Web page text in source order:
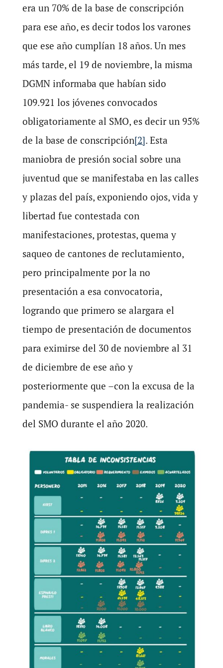
era un 70% de la base de conscripción
para ese año, es decir todos los varones
que ese año cumplían 18 años. Un mes
más tarde, el 19 de noviembre, la misma
DGMN informaba que habían sido
109.921 los jóvenes convocados
obligatoriamente al SMO, es decir un 95%
de la base de conscripción[2]. Esta
maniobra de presión social sobre una
juventud que se manifestaba en las calles
y plazas del país, exponiendo ojos, vida y
libertad fue contestada con
manifestaciones, protestas, quema y
saqueo de cantones de reclutamiento,
pero principalmente por la no
presentación a esa convocatoria,
logrando que primero se alargara el
tiempo de presentación de documentos
para eximirse del 30 de noviembre al 31
de diciembre de ese año y
posteriormente que –con la excusa de la
pandemia- se suspendiera la realización
del SMO durante el año 2020.